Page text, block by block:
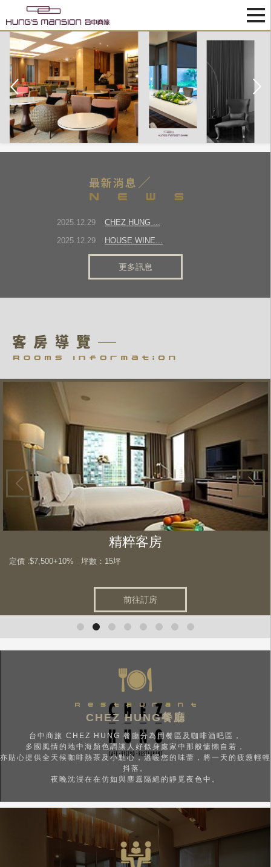
2025.12.29
CHEZ HUNG ...
2025.12.29
HOUSE WINE...
2025.12.29
CHEZ HUNG~...
2026.06.03
高鐵~台中商旅高鐵聯...
更多訊息
前往訂房
精粹客房
定價 :$7,500+10% 坪數：15坪
CHEZ HUNG餐廳
台中商旅 CHEZ HUNG 餐廳分為用餐區及咖啡酒吧區，
多國風情的地中海顏色調讓人好似身處家中那般慵懶自若，
亦貼心提供全天候咖啡熱茶及小點心，溫暖您的味蕾，將一天的疲憊輕輕
抖落。
夜晚沈浸在在仿如與塵囂隔絕的靜覓夜色中。